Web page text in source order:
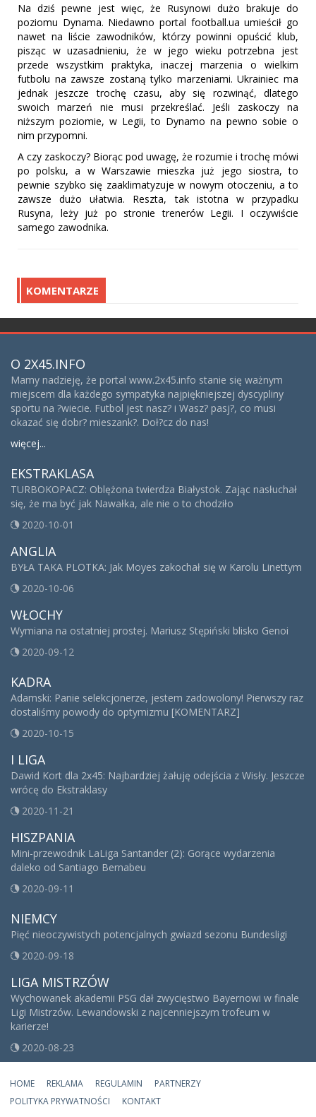
Na dziś pewne jest więc, że Rusynowi dużo brakuje do
poziomu Dynama. Niedawno portal football.ua umieścił go
nawet na liście zawodników, którzy powinni opuścić klub,
pisząc w uzasadnieniu, że w jego wieku potrzebna jest
przede wszystkim praktyka, inaczej marzenia o wielkim
futbolu na zawsze zostaną tylko marzeniami. Ukrainiec ma
jednak jeszcze trochę czasu, aby się rozwinąć, dlatego
swoich marzeń nie musi przekreślać. Jeśli zaskoczy na
niższym poziomie, w Legii, to Dynamo na pewno sobie o
nim przypomni.
A czy zaskoczy? Biorąc pod uwagę, że rozumie i trochę mówi
po polsku, a w Warszawie mieszka już jego siostra, to
pewnie szybko się zaaklimatyzuje w nowym otoczeniu, a to
zawsze dużo ułatwia. Reszta, tak istotna w przypadku
Rusyna, leży już po stronie trenerów Legii. I oczywiście
samego zawodnika.
KOMENTARZE
O 2X45.INFO
Mamy nadzieję, że portal www.2x45.info stanie się ważnym
miejscem dla każdego sympatyka najpiękniejszej dyscypliny
sportu na ?wiecie. Futbol jest nasz? i Wasz? pasj?, co musi
okazać się dobr? mieszank?. Doł?cz do nas!
więcej...
EKSTRAKLASA
TURBOKOPACZ: Oblężona twierdza Białystok. Zając nasłuchał
się, że ma być jak Nawałka, ale nie o to chodziło
2020-10-01
ANGLIA
BYŁA TAKA PLOTKA: Jak Moyes zakochał się w Karolu Linettym
2020-10-06
WŁOCHY
Wymiana na ostatniej prostej. Mariusz Stępiński blisko Genoi
2020-09-12
KADRA
Adamski: Panie selekcjonerze, jestem zadowolony! Pierwszy raz
dostaliśmy powody do optymizmu [KOMENTARZ]
2020-10-15
I LIGA
Dawid Kort dla 2x45: Najbardziej żałuję odejścia z Wisły. Jeszcze
wrócę do Ekstraklasy
2020-11-21
HISZPANIA
Mini-przewodnik LaLiga Santander (2): Gorące wydarzenia
daleko od Santiago Bernabeu
2020-09-11
NIEMCY
Pięć nieoczywistych potencjalnych gwiazd sezonu Bundesligi
2020-09-18
LIGA MISTRZÓW
Wychowanek akademii PSG dał zwycięstwo Bayernowi w finale
Ligi Mistrzów. Lewandowski z najcenniejszym trofeum w
karierze!
2020-08-23
HOME REKLAMA REGULAMIN
PARTNERZY
POLITYKA PRYWATNOŚCI
KONTAKT